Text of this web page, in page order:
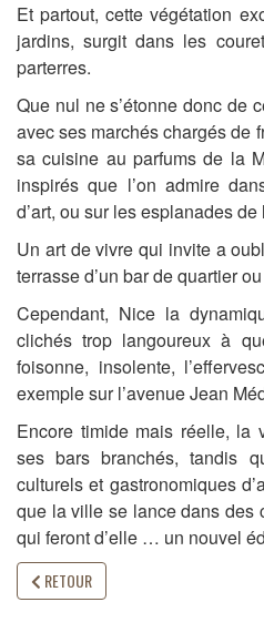
Et partout, cette végétation
jardins, surgit dans les
parterres.
Que nul ne s’étonne donc de
avec ses marchés chargés de
sa cuisine au parfums de la
inspirés que l’on admire
d’art, ou sur les esplanades
Un art de vivre qui invite a
terrasse d’un bar de quartier
Cependant, Nice la
clichés trop langoureux à
foisonne, insolente,
exemple sur l’avenue Jean
Encore timide mais réelle, la
ses bars branchés, tandis
culturels et gastronomiques
que la ville se lance dans des
qui feront d’elle … un nouvel
RETOUR